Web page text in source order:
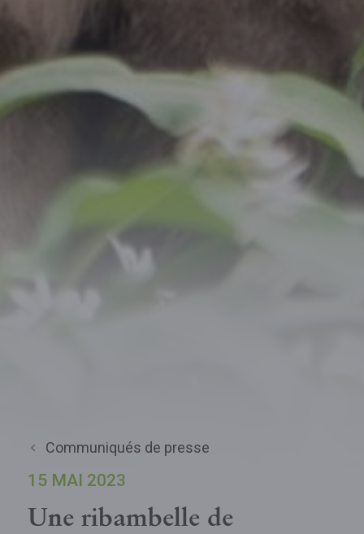
Communiqués de presse
Une ribambelle de
15 MAI 2023